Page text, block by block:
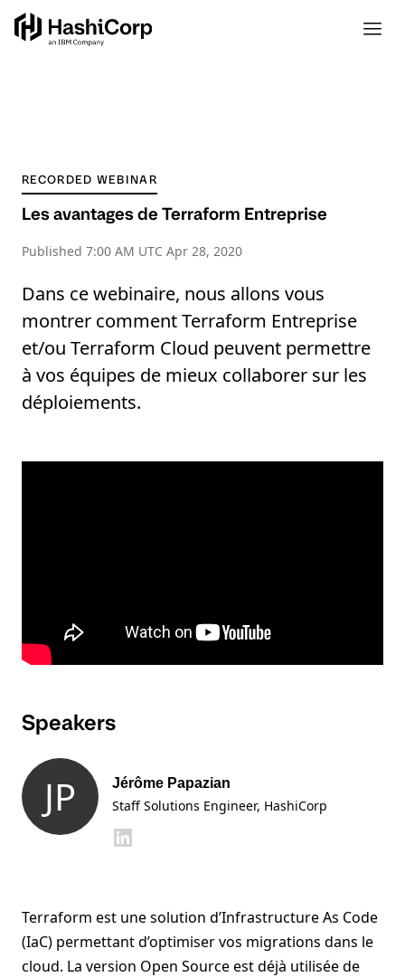
RECORDED WEBINAR
Les avantages de Terraform Entreprise
Published 7:00 AM UTC Apr 28, 2020
Dans ce webinaire, nous allons vous
montrer comment Terraform Entreprise
et/ou Terraform Cloud peuvent permettre
à vos équipes de mieux collaborer sur les
déploiements.
Speakers
JP Jérôme Papazian
Staff Solutions Engineer, HashiCorp
Terraform est une solution d’Infrastructure As Code
(IaC) permettant d’optimiser vos migrations dans le
cloud. La version Open Source est déjà utilisée de